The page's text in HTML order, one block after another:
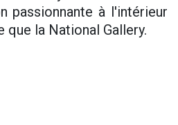
passionnante à l'intérieur
la National Gallery.